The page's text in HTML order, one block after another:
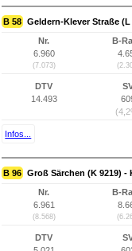
B 58 Geldern-Klever Straße
Nr.
6.960
(7.073)
B-
DTV
14.493
Infos...
B 96 Groß Särchen (K 9219) -
Nr.
6.961
(8.568)
B-
DTV